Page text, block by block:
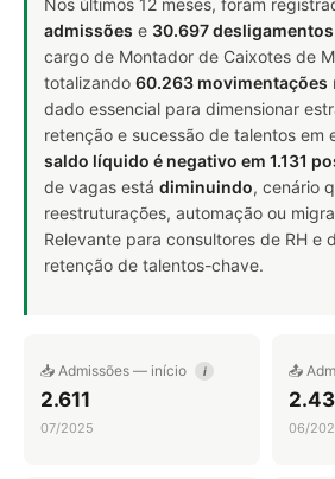
admissões e 30.697 desligamentos
cargo de Montador de Caixotes de
totalizando 60.263 movimentações
dado essencial para dimensionar
retenção e sucessão de talentos em
saldo líquido é negativo em 1.131
de vagas está diminuindo, cenário
reestruturações, automação ou
Relevante para consultores de RH e
retenção de talentos-chave.
📥 Admissões — início i
2.611
07/2025
📤
06/